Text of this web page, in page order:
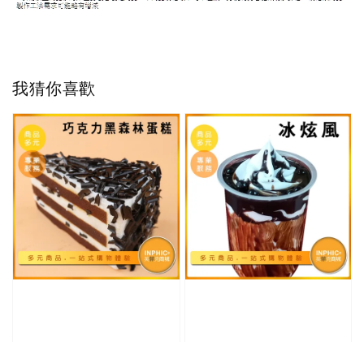
我猜你喜歡